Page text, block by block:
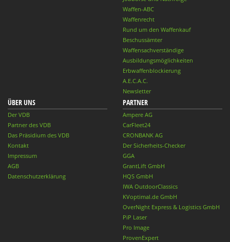
Waffen-ABC
Waffenrecht
Rund um den Waffenkauf
Beschussämter
Waffensachverständige
Ausbildungsmöglichkeiten
Erbwaffenblockierung
A.E.C.A.C.
Newsletter
ÜBER UNS
Der VDB
Partner des VDB
Das Präsidium des VDB
Kontakt
Impressum
AGB
Datenschutzerklärung
PARTNER
Ampere AG
CarFleet24
CRONBANK AG
Der Sicherheits-Checker
GGA
GrantLift GmbH
HQS GmbH
IWA OutdoorClassics
KVoptimal.de GmbH
OverNight Express & Logistics GmbH
PiP Laser
Pro Image
ProvenExpert